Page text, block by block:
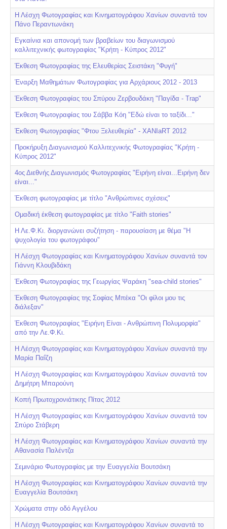
Η Λέσχη Φωτογραφίας και Κινηματογράφου Χανίων συναντά τον
Πάνο Περαντωνάκη
Εγκαίνια και απονομή των βραβείων του διαγωνισμού
καλλιτεχνικής φωτογραφίας "Κρήτη - Κύπρος 2012"
Έκθεση Φωτογραφίας της Ελευθερίας Σειστάκη "Φυγή"
Έναρξη Μαθημάτων Φωτογραφίας για Αρχάριους 2012 - 2013
Έκθεση Φωτογραφίας του Σπύρου Ζερβουδάκη "Παγίδα - Trap"
Έκθεση Φωτογραφίας του Σάββα Κόη "Εδώ είναι το ταξίδι..."
Έκθεση Φωτογραφίας "Φτου Ξελευθερία" - ΧΑΝΙaRT 2012
Προκήρυξη Διαγωνισμού Kαλλιτεχνικής Φωτογραφίας "Κρήτη -
Κύπρος 2012"
4ος Διεθνής Διαγωνισμός Φωτογραφίας "Ειρήνη είναι...Ειρήνη δεν
είναι..."
Έκθεση φωτογραφίας με τίτλο "Ανθρώπινες σχέσεις"
Ομαδική έκθεση φωτογραφίας με τίτλο "Faith stories"
Η Λε.Φ.Κι. διοργανώνει συζήτηση - παρουσίαση με θέμα "Η
ψυχολογία του φωτογράφου"
Η Λέσχη Φωτογραφίας και Κινηματογράφου Χανίων συναντά τον
Γιάννη Κλουβιδάκη
Έκθεση Φωτογραφίας της Γεωργίας Ψαράκη "sea-child stories"
Έκθεση Φωτογραφίας της Σοφίας Μπέκα "Οι φίλοι μου τις
διάλεξαν"
Έκθεση Φωτογραφίας "Ειρήνη Είναι - Ανθρώπινη Πολυμορφία"
από την Λε.Φ.Κι.
Η Λέσχη Φωτογραφίας και Κινηματογράφου Χανίων συναντά την
Μαρία Παΐζη
Η Λέσχη Φωτογραφίας και Κινηματογράφου Χανίων συναντά τον
Δημήτρη Μπαρούνη
Κοπή Πρωτοχρονιάτικης Πίτας 2012
Η Λέσχη Φωτογραφίας και Κινηματογράφου Χανίων συναντά τον
Σπύρο Στάβερη
Η Λέσχη Φωτογραφίας και Κινηματογράφου Χανίων συναντά την
Αθανασία Παλέντζα
Σεμινάριο Φωτογραφίας με την Ευαγγελία Βουτσάκη
Η Λέσχη Φωτογραφίας και Κινηματογράφου Χανίων συναντά την
Ευαγγελία Βουτσάκη
Χρώματα στην οδό Αγγέλου
Η Λέσχη Φωτογραφίας και Κινηματογράφου Χανίων συναντά το